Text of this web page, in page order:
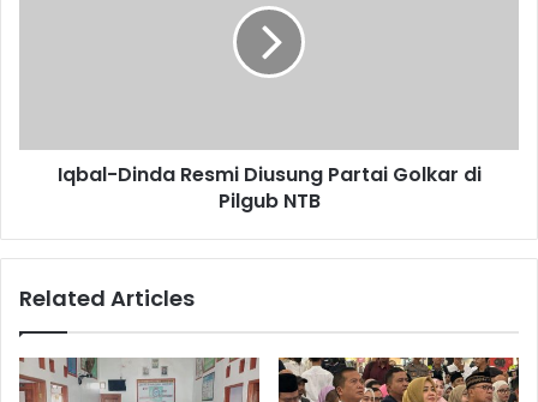
Iqbal-Dinda Resmi Diusung Partai Golkar di
Pilgub NTB
Related Articles